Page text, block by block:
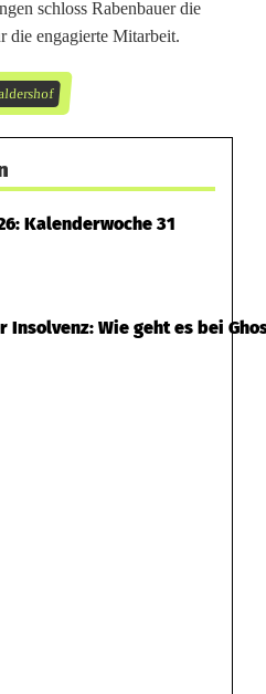
schloss Rabenbauer die
die engagierte Mitarbeit.
Kalenderwoche 31